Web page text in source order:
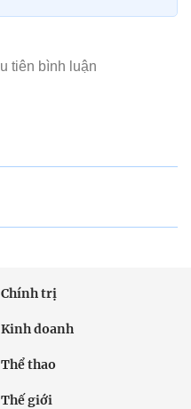
Chính trị
Kinh doanh
Thể thao
Thế giới